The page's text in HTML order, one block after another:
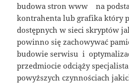
budowa stron www na
kontrahenta lub grafika który
dostępnych w sieci skryptów
powinno się zachowywać
budowie serwisu i
przedmiocie odciąży
powyższych czynnościach